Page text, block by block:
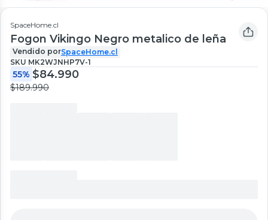
SpaceHome.cl
Fogon Vikingo Negro metalico de leña
Vendido porSpaceHome.cl
SKU MK2WJNHP7V-1
55% $84.990
$189.990